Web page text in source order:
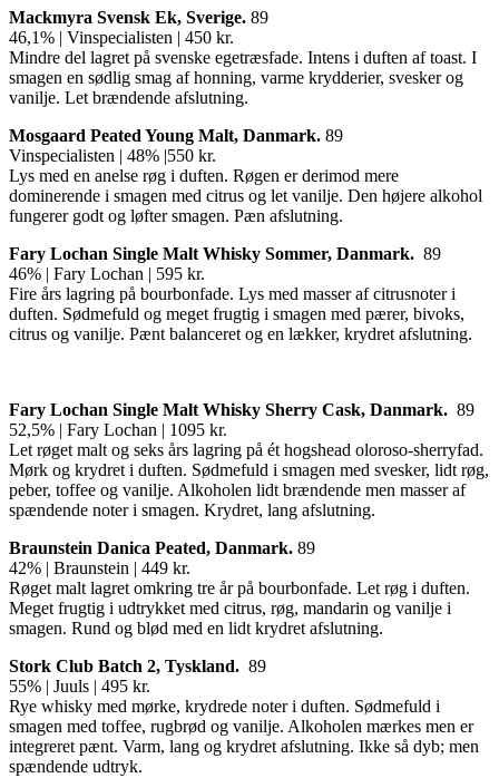
Mackmyra Svensk Ek, Sverige. 89
46,1% | Vinspecialisten | 450 kr.
Mindre del lagret på svenske egetræsfade. Intens i duften af toast. I
smagen en sødlig smag af honning, varme krydderier, svesker og
vanilje. Let brændende afslutning.
Mosgaard Peated Young Malt, Danmark. 89
Vinspecialisten | 48% |550 kr.
Lys med en anelse røg i duften. Røgen er derimod mere
dominerende i smagen med citrus og let vanilje. Den højere alkohol
fungerer godt og løfter smagen. Pæn afslutning.
Fary Lochan Single Malt Whisky Sommer, Danmark. 89
46% | Fary Lochan | 595 kr.
Fire års lagring på bourbonfade. Lys med masser af citrusnoter i
duften. Sødmefuld og meget frugtig i smagen med pærer, bivoks,
citrus og vanilje. Pænt balanceret og en lækker, krydret afslutning.
Fary Lochan Single Malt Whisky Sherry Cask, Danmark. 89
52,5% | Fary Lochan | 1095 kr.
Let røget malt og seks års lagring på ét hogshead oloroso-sherryfad.
Mørk og krydret i duften. Sødmefuld i smagen med svesker, lidt røg,
peber, toffee og vanilje. Alkoholen lidt brændende men masser af
spændende noter i smagen. Krydret, lang afslutning.
Braunstein Danica Peated, Danmark. 89
42% | Braunstein | 449 kr.
Røget malt lagret omkring tre år på bourbonfade. Let røg i duften.
Meget frugtig i udtrykket med citrus, røg, mandarin og vanilje i
smagen. Rund og blød med en lidt krydret afslutning.
Stork Club Batch 2, Tyskland. 89
55% | Juuls | 495 kr.
Rye whisky med mørke, krydrede noter i duften. Sødmefuld i
smagen med toffee, rugbrød og vanilje. Alkoholen mærkes men er
integreret pænt. Varm, lang og krydret afslutning. Ikke så dyb; men
spændende udtryk.